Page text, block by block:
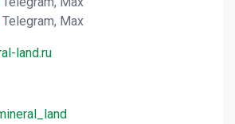
Telegram, Max
land.ru